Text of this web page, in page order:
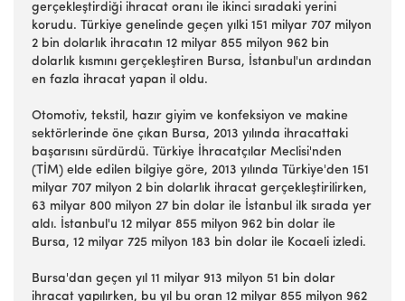
gerçekleştirdiği ihracat oranı ile ikinci sıradaki yerini
korudu. Türkiye genelinde geçen yılki 151 milyar 707 milyon
2 bin dolarlık ihracatın 12 milyar 855 milyon 962 bin
dolarlık kısmını gerçekleştiren Bursa, İstanbul'un ardından
en fazla ihracat yapan il oldu.
Otomotiv, tekstil, hazır giyim ve konfeksiyon ve makine
sektörlerinde öne çıkan Bursa, 2013 yılında ihracattaki
başarısını sürdürdü. Türkiye İhracatçılar Meclisi'nden
(TİM) elde edilen bilgiye göre, 2013 yılında Türkiye'den 151
milyar 707 milyon 2 bin dolarlık ihracat gerçekleştirilirken,
63 milyar 800 milyon 27 bin dolar ile İstanbul ilk sırada yer
aldı. İstanbul'u 12 milyar 855 milyon 962 bin dolar ile
Bursa, 12 milyar 725 milyon 183 bin dolar ile Kocaeli izledi.
Bursa'dan geçen yıl 11 milyar 913 milyon 51 bin dolar
ihracat yapılırken, bu yıl bu oran 12 milyar 855 milyon 962